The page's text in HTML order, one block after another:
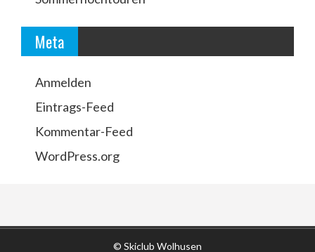
Meta
Anmelden
Eintrags-Feed
Kommentar-Feed
WordPress.org
© Skiclub Wolhusen